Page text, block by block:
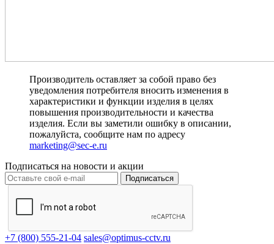
Производитель оставляет за собой право без
уведомления потребителя вносить изменения в
характеристики и функции изделия в целях
повышения производительности и качества
изделия. Если вы заметили ошибку в описании,
пожалуйста, сообщите нам по адресу
marketing@sec-e.ru
Подписаться на новости и акции
Подписаться
+7 (800) 555-21-04 sales@optimus-cctv.ru